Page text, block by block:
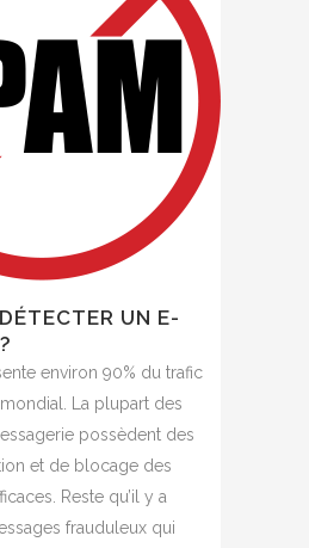
UN E-
environ 90% du trafic
La plupart des
possèdent des
et de blocage des
Reste qu’il y a
frauduleux qui